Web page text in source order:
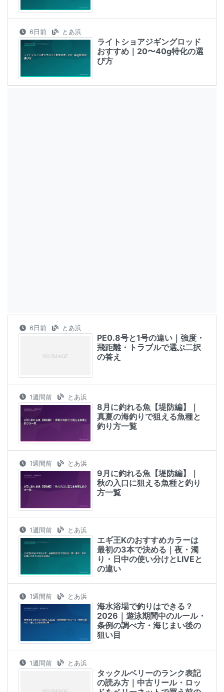
6日前 とあ浜
ライトショアジギングロッド
おすすめ｜20〜40g特化の選
び方
6日前 とあ浜
PE0.8号と1号の違い｜強度・
飛距離・トラブルで選ぶ二択
の答え
1週間前 とあ浜
8月に釣れる魚【堤防編】｜
真夏の海釣りで狙える魚種と
釣り方一覧
1週間前 とあ浜
9月に釣れる魚【堤防編】｜
秋の入口に狙える魚種と釣り
方一覧
1週間前 とあ浜
エギ王Kのおすすめカラーは
最初の3本で決める｜夜・濁
り・日中の使い分けとLIVEと
の違い
1週間前 とあ浜
海水浴場で釣りはできる？
2026｜遊泳期間中のルール・
条例の調べ方・海じまい後の
狙い目
1週間前 とあ浜
タックルベリーのランク表記
の読み方｜中古リール・ロッ